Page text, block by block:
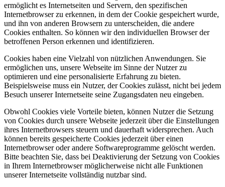
ermöglicht es Internetseiten und Servern, den spezifischen
Internetbrowser zu erkennen, in dem der Cookie gespeichert wurde,
und ihn von anderen Browsern zu unterscheiden, die andere
Cookies enthalten. So können wir den individuellen Browser der
betroffenen Person erkennen und identifizieren.
Cookies haben eine Vielzahl von nützlichen Anwendungen. Sie
ermöglichen uns, unsere Webseite im Sinne der Nutzer zu
optimieren und eine personalisierte Erfahrung zu bieten.
Beispielsweise muss ein Nutzer, der Cookies zulässt, nicht bei jedem
Besuch unserer Internetseite seine Zugangsdaten neu eingeben.
Obwohl Cookies viele Vorteile bieten, können Nutzer die Setzung
von Cookies durch unsere Webseite jederzeit über die Einstellungen
ihres Internetbrowsers steuern und dauerhaft widersprechen. Auch
können bereits gespeicherte Cookies jederzeit über einen
Internetbrowser oder andere Softwareprogramme gelöscht werden.
Bitte beachten Sie, dass bei Deaktivierung der Setzung von Cookies
in Ihrem Internetbrowser möglicherweise nicht alle Funktionen
unserer Internetseite vollständig nutzbar sind.